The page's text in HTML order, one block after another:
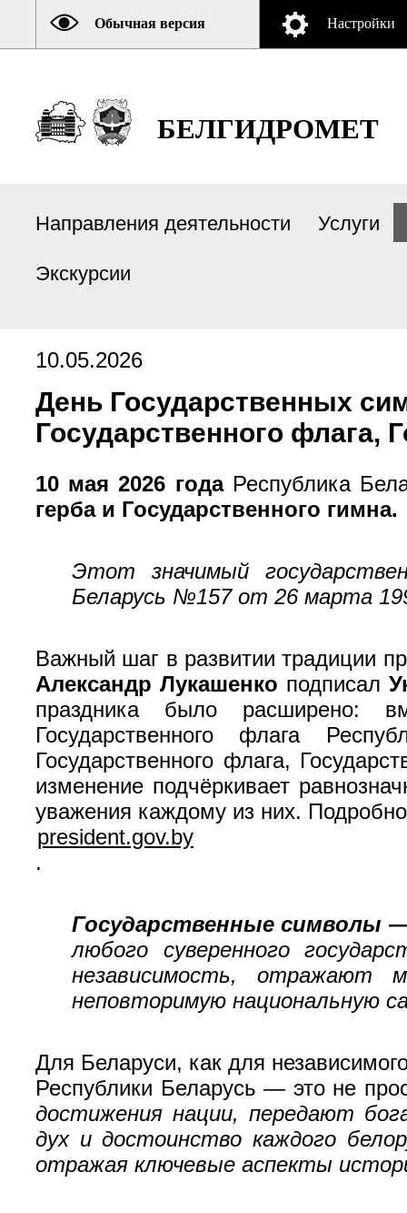
Обычная версия Настройки
БЕЛГИДРОМЕТ
Направления деятельности Услуги
Экскурсии
10.05.2026
День Государственных
Государственного флага,
10 мая 2026 годаРеспублика
герба и Государственного гимна.
Этот значимый
Беларусь №157 от 26 марта
Важный шаг в развитии традиции
Александр Лукашенко подписал
праздника было расширено:
Государственного флага
Государственного флага,
изменение подчёркивает
уважения каждому из них.
president.gov.by
.
Государственные символы
любого суверенного
независимость, отражают
неповторимую национальную
Для Беларуси, как для
Республики Беларусь — это не
достижения нации, передают
дух и достоинство каждого
отражая ключевые аспекты